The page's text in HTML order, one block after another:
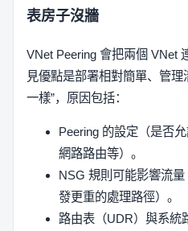
表房子沒牆
VNet Peering 會把兩個 VNet
見優點是部署相對簡單、管理
一樣”，原因包括：
Peering 的設定（是否
網路路由等）。
NSG 規則可能影響流
發更重的處理路徑）。
路由表（UDR）與系統